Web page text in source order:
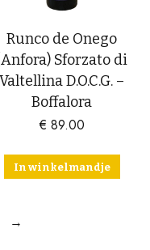
Runco de Onego
Sforzato di
Valtellina D.O.C.G. –
Boffalora
€ 89.00
In winkelmandje
→